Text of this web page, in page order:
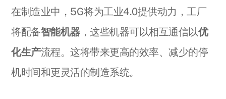
在制造业中，5G将为工业4.0提供动力，工厂
将配备智能机器，这些机器可以相互通信以优
化生产流程。这将带来更高的效率、减少的停
机时间和更灵活的制造系统。